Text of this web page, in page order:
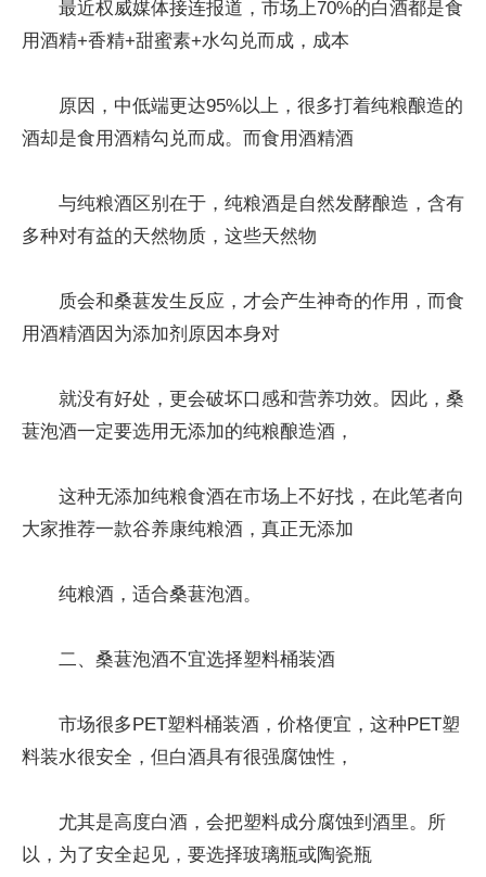
最近权威媒体接连报道，市场上70%的白酒都是食
用酒精+香精+甜蜜素+水勾兑而成，成本
原因，中低端更达95%以上，很多打着纯粮酿造的
酒却是食用酒精勾兑而成。而食用酒精酒
与纯粮酒区别在于，纯粮酒是自然发酵酿造，含有
多种对有益的天然物质，这些天然物
质会和桑葚发生反应，才会产生神奇的作用，而食
用酒精酒因为添加剂原因本身对
就没有好处，更会破坏口感和营养功效。因此，桑
葚泡酒一定要选用无添加的纯粮酿造酒，
这种无添加纯粮食酒在市场上不好找，在此笔者向
大家推荐一款谷养康纯粮酒，真正无添加
纯粮酒，适合桑葚泡酒。
二、桑葚泡酒不宜选择塑料桶装酒
市场很多PET塑料桶装酒，价格便宜，这种PET塑
料装水很安全，但白酒具有很强腐蚀性，
尤其是高度白酒，会把塑料成分腐蚀到酒里。所
以，为了安全起见，要选择玻璃瓶或陶瓷瓶